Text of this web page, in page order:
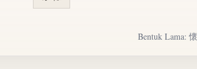
Bentuk Lama: